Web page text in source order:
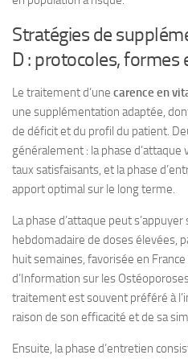
Stratégies de
D : protocoles,
Le traitement d’une carence en
une supplémentation adaptée,
de déficit et du profil du patient.
généralement : la phase
taux satisfaisants, et la phase
apport optimal sur le long terme.
La phase d’attaque peut
hebdomadaire de doses élevées,
huit semaines, favorisée en
d’Information sur les
traitement est souvent préféré à
raison de son efficacité et de sa
Ensuite, la phase d’entretien